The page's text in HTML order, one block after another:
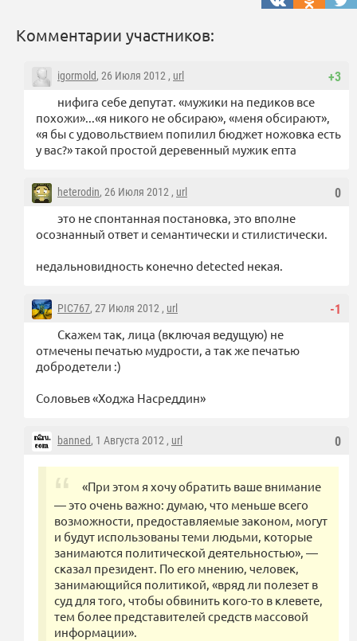
Комментарии участников:
+3
igormold, 26 Июля 2012 , url
нифига себе депутат. «мужики на педиков все
похожи»...«я никого не обсираю», «меня обсирают»,
«я бы с удовольствием попилил бюджет ножовка есть
у вас?» такой простой деревенный мужик епта
0
heterodin, 26 Июля 2012 , url
это не спонтанная постановка, это вполне
осознанный ответ и семантически и стилистически.
недальновидность конечно detected некая.
-1
PIC767, 27 Июля 2012 , url
Скажем так, лица (включая ведущую) не
отмечены печатью мудрости, а так же печатью
добродетели :)
Соловьев «Ходжа Насреддин»
0
banned, 1 Августа 2012 , url
«При этом я хочу обратить ваше внимание
— это очень важно: думаю, что меньше всего
возможности, предоставляемые законом, могут
и будут использованы теми людьми, которые
занимаются политической деятельностью», —
сказал президент. По его мнению, человек,
занимающийся политикой, «вряд ли полезет в
суд для того, чтобы обвинить кого-то в клевете,
тем более представителей средств массовой
информации».